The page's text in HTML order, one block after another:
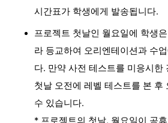
시간표가 학생에게 발송됩니다.
프로젝트 첫날인 월요일에 학생
라 등교하여 오리엔테이션과 수
다. 만약 사전 테스트를 미응시한
첫날 오전에 레벨 테스트를 본 후
수 있습니다.
* 프로젝트의 첫날, 월요일이 공